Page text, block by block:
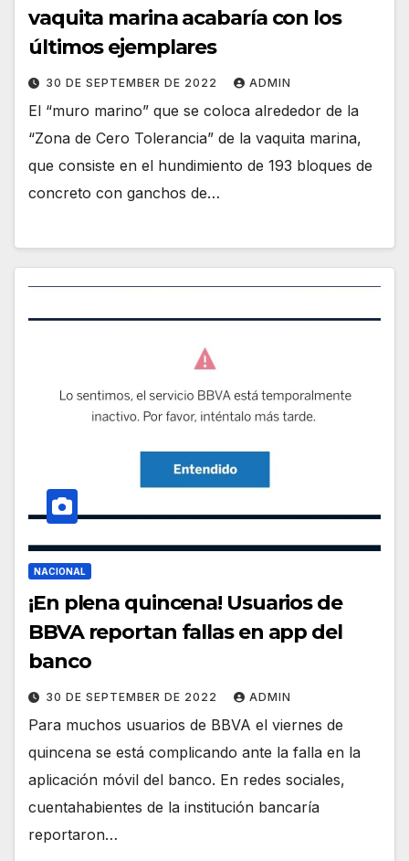
vaquita marina acabaría con los
últimos ejemplares
30 DE SEPTEMBER DE 2022 ADMIN
El “muro marino” que se coloca alrededor de la
“Zona de Cero Tolerancia” de la vaquita marina,
que consiste en el hundimiento de 193 bloques de
concreto con ganchos de…
NACIONAL
¡En plena quincena! Usuarios de
BBVA reportan fallas en app del
banco
30 DE SEPTEMBER DE 2022 ADMIN
Para muchos usuarios de BBVA el viernes de
quincena se está complicando ante la falla en la
aplicación móvil del banco. En redes sociales,
cuentahabientes de la institución bancaría
reportaron…